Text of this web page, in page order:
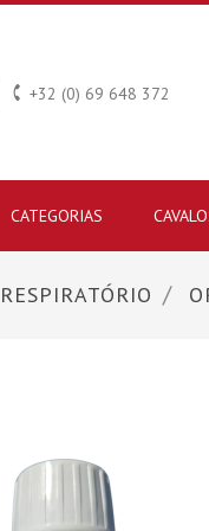
 +32 (0) 69 648 372
CATEGORIAS
RESPIRATÓRIO